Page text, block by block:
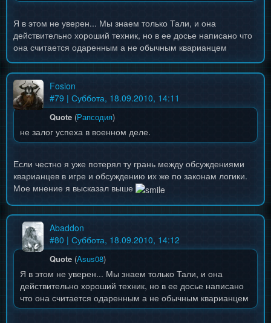
Я в этом не уверен... Мы знаем только Тали, и она
действительно хороший техник, но в ее досье написано что
она считается одаренным а не обычным кварианцем
Fosion
#79 | Суббота, 18.09.2010, 14:11
Quote (Рапсодия)
не залог успеха в военном деле.
Если честно я уже потерял ту грань между обсуждениями
кварианцев в игре и обсуждению их же по законам логики.
Мое мнение я высказал выше
Abaddon
#80 | Суббота, 18.09.2010, 14:12
Quote (Asus08)
Я в этом не уверен... Мы знаем только Тали, и она
действительно хороший техник, но в ее досье написано
что она считается одаренным а не обычным кварианцем